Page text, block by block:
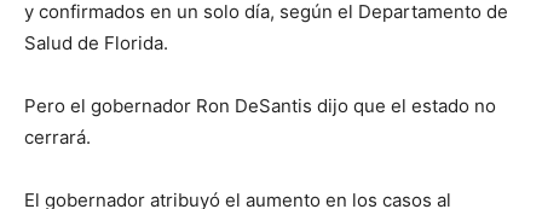
y confirmados en un solo día, según el Departamento de
Salud de Florida.
Pero el gobernador Ron DeSantis dijo que el estado no
cerrará.
El gobernador atribuyó el aumento en los casos al